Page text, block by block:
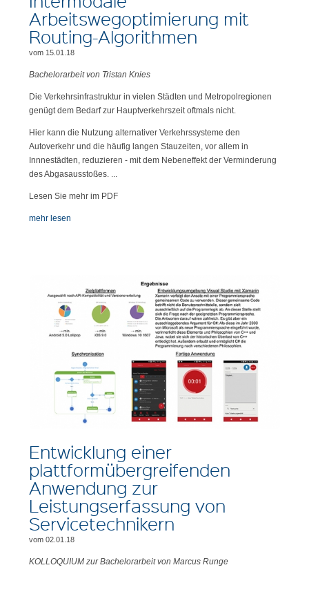
Arbeitswegoptimierung mit
Routing-Algorithmen
vom 15.01.18
Bachelorarbeit von Tristan Knies
Die Verkehrsinfrastruktur in vielen Städten und Metropolregionen
genügt dem Bedarf zur Hauptverkehrszeit oftmals nicht.
Hier kann die Nutzung alternativer Verkehrssysteme den
Autoverkehr und die häufig langen Stauzeiten, vor allem in
Innnestädten, reduzieren - mit dem Nebeneffekt der Verminderung
des Abgasausstoßes. ...
Lesen Sie mehr im PDF
mehr lesen
Entwicklung einer
plattformübergreifenden
Anwendung zur
Leistungserfassung von
Servicetechnikern
vom 02.01.18
KOLLOQUIUM zur Bachelorarbeit von Marcus Runge